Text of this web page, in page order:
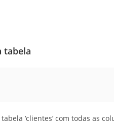
tabela
‘clientes’ com todas as